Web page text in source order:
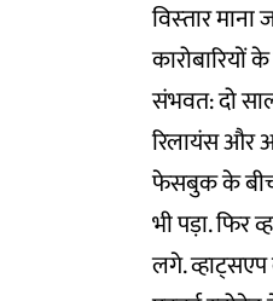
विस्‍तार
संभवत: दो
रिलायंस और
फेसबुक के बीच
भी पड़ा. फिर
लगे.